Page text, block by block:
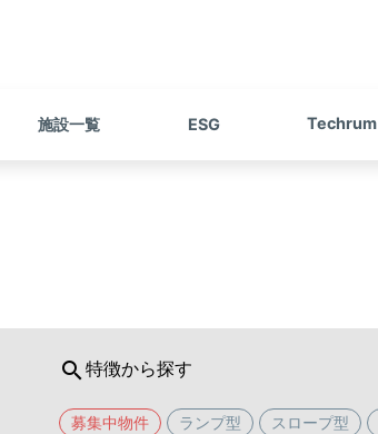
施設一覧 ESG Techrum
search特徴から探す
募集中物件 ランプ型 スロープ型